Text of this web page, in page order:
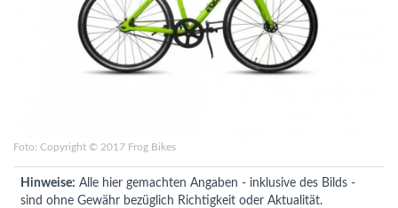
Foto: Copyright © 2017 Frog Bikes
Hinweise: Alle hier gemachten Angaben - inklusive des Bilds -
sind ohne Gewähr bezüglich Richtigkeit oder Aktualität.